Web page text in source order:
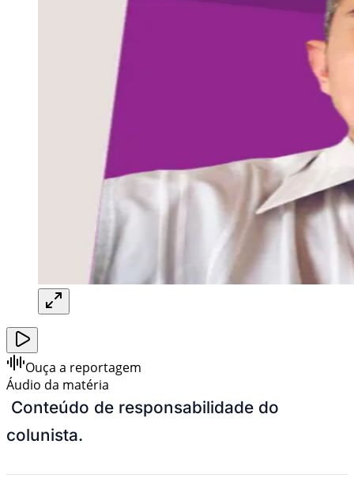
Ouça a reportagem
Áudio da matéria
Conteúdo de responsabilidade do
colunista.